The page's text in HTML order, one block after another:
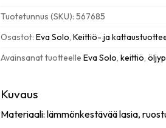
Viinietikkapullo
määrä
Tuotetunnus (SKU):567685
Osastot:Eva Solo,Keittiö- ja
Avainsanat tuotteelleEva Solo,keittiö,
Kuvaus
Materiaali: lämmönkestävää lasia,